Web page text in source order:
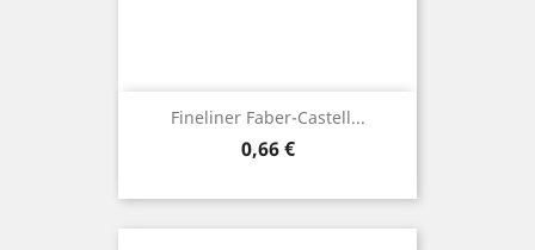
Fineliner Faber-Castell...
Preis
0,66 €